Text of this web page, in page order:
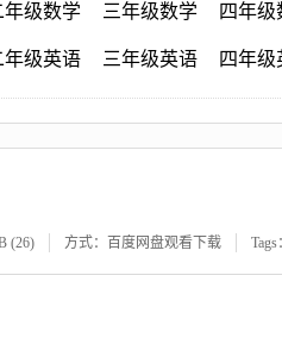
年级数学 三年级数学 四年级
年级英语 三年级英语 四年级
(26) 方式：百度网盘观看下载 Tags